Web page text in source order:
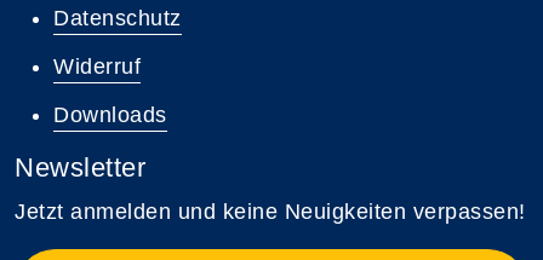
Datenschutz
Widerruf
Downloads
Newsletter
Jetzt anmelden und keine Neuigkeiten verpassen!